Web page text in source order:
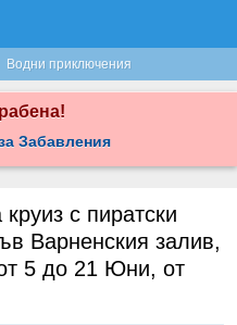
Водни приключения
Забавления
с пиратски
Варненския залив,
5 до 21 Юни, от